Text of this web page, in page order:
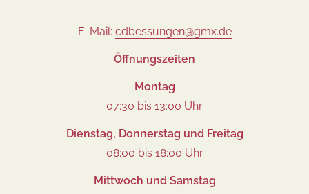
E-Mail: cdbessungen@gmx.de
Öffnungszeiten
Montag
07:30 bis 13:00 Uhr
Dienstag, Donnerstag und Freitag
08:00 bis 18:00 Uhr
Mittwoch und Samstag